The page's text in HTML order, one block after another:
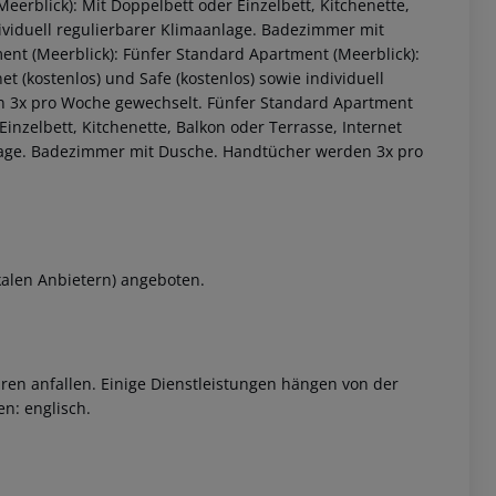
Mit Doppelbett oder Einzelbett, Kitchenette,
regulierbarer Klimaanlage. Badezimmer mit
(Meerblick): Fünfer Standard Apartment (Meerblick):
(kostenlos) und Safe (kostenlos) sowie individuell
pro Woche gewechselt. Fünfer Standard Apartment
Kitchenette, Balkon oder Terrasse, Internet
Badezimmer mit Dusche. Handtücher werden 3x pro
Anbietern) angeboten.
anfallen. Einige Dienstleistungen hängen von der
englisch.